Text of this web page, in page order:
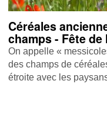
Céréales
champs - Fête de
On appelle «
des champs de
étroite avec les